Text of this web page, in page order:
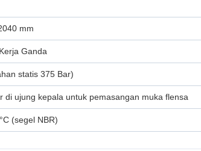
mm
Ganda
statis 375 Bar)
di ujung kepala untuk pemasangan muka flensa
(segel NBR)